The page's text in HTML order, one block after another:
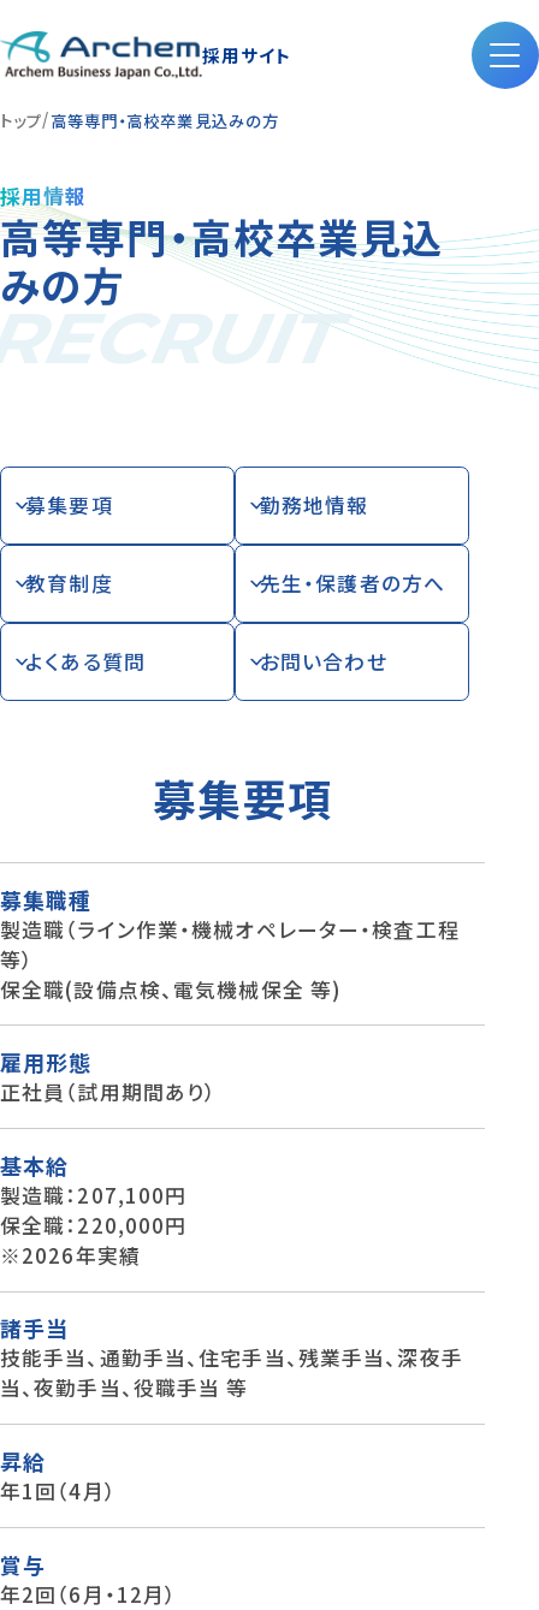
採用サイト
トップ 高等専門・高校卒業見込みの方
採用情報
高等専門・高校卒業見込
みの方
募集要項 勤務地情報
教育制度 先生・保護者の方へ
よくある質問 お問い合わせ
募集要項
募集職種
製造職（ライン作業・機械オペレーター・検査工程
等）
保全職(設備点検、電気機械保全 等)
雇用形態
正社員（試用期間あり）
基本給
製造職：207,100円
保全職：220,000円
※2026年実績
諸手当
技能手当、通勤手当、住宅手当、残業手当、深夜手
当、夜勤手当、役職手当 等
昇給
年1回（4月）
賞与
年2回（6月・12月）